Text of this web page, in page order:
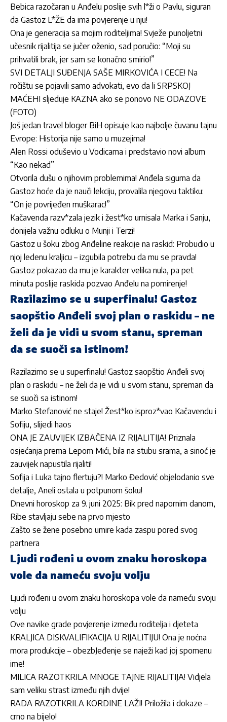
Bebica razočaran u Anđelu poslije svih l*ži o Pavlu, siguran
da Gastoz L*ŽE da ima povjerenje u nju!
Ona je generacija sa mojim roditeljima! Svježe punoljetni
učesnik rijalitija se jučer oženio, sad poručio: “Moji su
prihvatili brak, jer sam se konačno smirio!”
SVI DETALJI SUĐENJA SAŠE MIRKOVIĆA I CECE! Na
ročištu se pojavili samo advokati, evo da li SRPSKOJ
MAĆEHI sljeduje KAZNA ako se ponovo NE ODAZOVE
(FOTO)
Još jedan travel bloger BiH opisuje kao najbolje čuvanu tajnu
Evrope: Historija nije samo u muzejima!
Alen Rossi oduševio u Vodicama i predstavio novi album
“Kao nekad”
Otvorila dušu o njihovim problemima! Anđela sigurna da
Gastoz hoće da je nauči lekciju, provalila njegovu taktiku:
“On je povrijeđen muškarac!”
Kačavenda razv*zala jezik i žest*ko urnisala Marka i Sanju,
donijela važnu odluku o Munji i Terzi!
Gastoz u šoku zbog Anđeline reakcije na raskid: Probudio u
njoj ledenu kraljicu – izgubila potrebu da mu se pravda!
Gastoz pokazao da mu je karakter velika nula, pa pet
minuta poslije raskida pozvao Anđelu na pomirenje!
Razilazimo se u superfinalu! Gastoz
saopštio Anđeli svoj plan o raskidu – ne
želi da je vidi u svom stanu, spreman
da se suoči sa istinom!
Razilazimo se u superfinalu! Gastoz saopštio Anđeli svoj
plan o raskidu – ne želi da je vidi u svom stanu, spreman da
se suoči sa istinom!
Marko Stefanović ne staje! Žest*ko isproz*vao Kačavendu i
Sofiju, slijedi haos
ONA JE ZAUVIJEK IZBAČENA IZ RIJALITIJA! Priznala
osjećanja prema Lepom Mići, bila na stubu srama, a sinoć je
zauvijek napustila rijaliti!
Sofija i Luka tajno flertuju?! Marko Đedović objelodanio sve
detalje, Aneli ostala u potpunom šoku!
Dnevni horoskop za 9. juni 2025: Bik pred napornim danom,
Ribe stavljaju sebe na prvo mjesto
Zašto se žene posebno umire kada zaspu pored svog
partnera
Ljudi rođeni u ovom znaku horoskopa
vole da nameću svoju volju
Ljudi rođeni u ovom znaku horoskopa vole da nameću svoju
volju
Ove navike grade povjerenje između roditelja i djeteta
KRALJICA DISKVALIFIKACIJA U RIJALITIJU! Ona je noćna
mora produkcije – obezbJeđenje se naježi kad joj spomenu
ime!
MILICA RAZOTKRILA MNOGE TAJNE RIJALITIJA! Vidjela
sam veliku strast između njih dvije!
RADA RAZOTKRILA KORDINE LAŽI! Priložila i dokaze –
crno na bijelo!